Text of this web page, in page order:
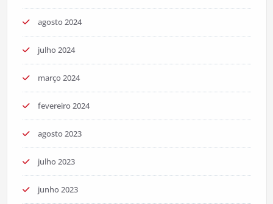
agosto 2024
julho 2024
março 2024
fevereiro 2024
agosto 2023
julho 2023
junho 2023